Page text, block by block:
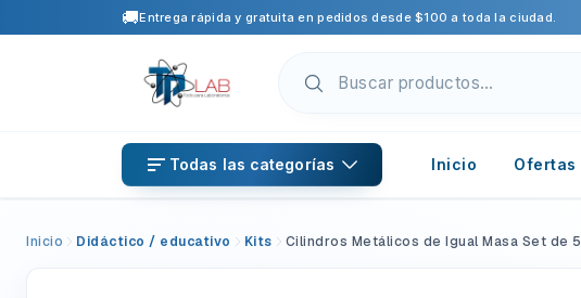
🚚Entrega rápida y gratuita en pedidos desde $100 a toda la ciudad.
Todas las categorías Inicio Ofertas
Inicio Didáctico / educativo Kits Cilindros Metálicos de Igual Masa Set de 5